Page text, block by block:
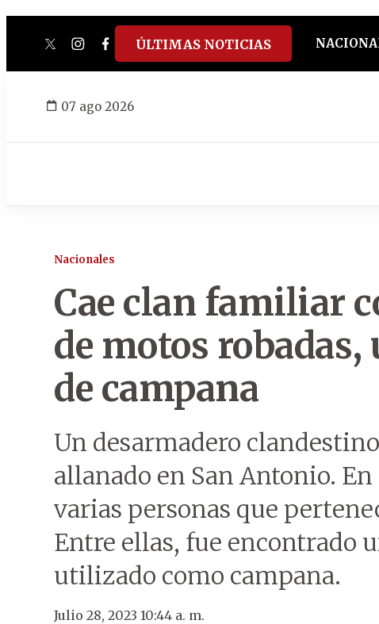
twitterinstagram
facebook
tiktokyoutube
spotify
ÚLTIMAS NOTICIAS
07 ago 2026
Nacionales
Cae clan familiar
de motos
de campana
Un desarmadero
allanado en San Antonio.
varias personas que
Entre ellas, fue encontrado
utilizado como campana.
Julio 28, 2023 10:44 a. m.